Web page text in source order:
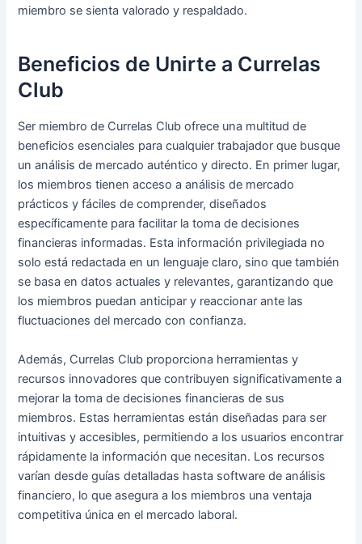
miembro se sienta valorado y respaldado.
Beneficios de Unirte a Currelas
Club
Ser miembro de Currelas Club ofrece una multitud de
beneficios esenciales para cualquier trabajador que busque
un análisis de mercado auténtico y directo. En primer lugar,
los miembros tienen acceso a análisis de mercado
prácticos y fáciles de comprender, diseñados
específicamente para facilitar la toma de decisiones
financieras informadas. Esta información privilegiada no
solo está redactada en un lenguaje claro, sino que también
se basa en datos actuales y relevantes, garantizando que
los miembros puedan anticipar y reaccionar ante las
fluctuaciones del mercado con confianza.
Además, Currelas Club proporciona herramientas y
recursos innovadores que contribuyen significativamente a
mejorar la toma de decisiones financieras de sus
miembros. Estas herramientas están diseñadas para ser
intuitivas y accesibles, permitiendo a los usuarios encontrar
rápidamente la información que necesitan. Los recursos
varían desde guías detalladas hasta software de análisis
financiero, lo que asegura a los miembros una ventaja
competitiva única en el mercado laboral.